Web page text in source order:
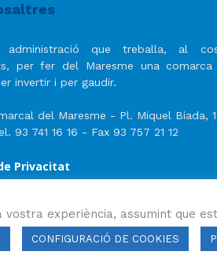
administració que treballa, al
per fer del Maresme una comarca
invertir i per gaudir.
del Maresme - Pl. Miquel Biada,
93 741 16 16 - Fax 93 757 21 12
Privacitat
experiència, assumint que
CONFIGURACIÓ DE COOKIES